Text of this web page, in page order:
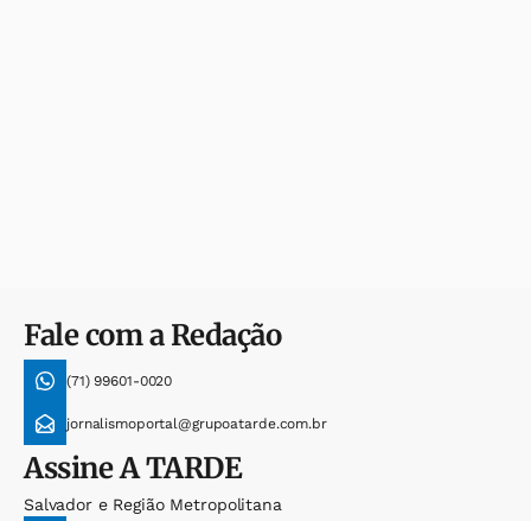
Fale com a Redação
(71) 99601-0020
jornalismoportal@grupoatarde.com.br
AssineA TARDE
Salvador e Região Metropolitana